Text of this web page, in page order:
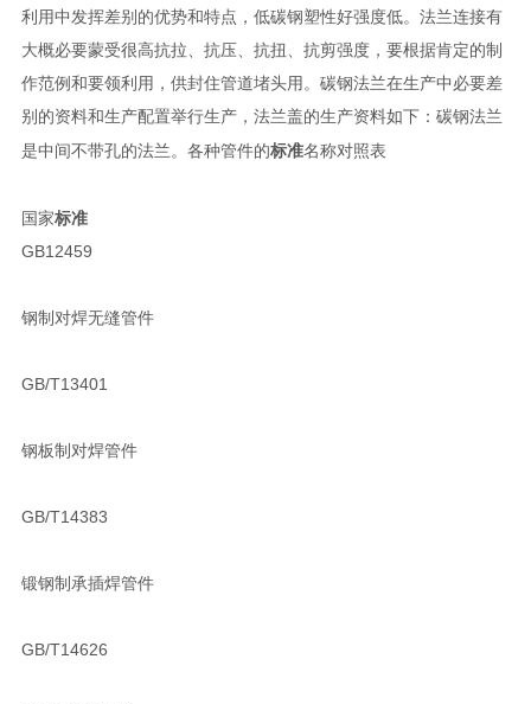
利用中发挥差别的优势和特点，低碳钢塑性好强度低。法兰连接有
大概必要蒙受很高抗拉、抗压、抗扭、抗剪强度，要根据肯定的制
作范例和要领利用，供封住管道堵头用。碳钢法兰在生产中必要差
别的资料和生产配置举行生产，法兰盖的生产资料如下：碳钢法兰
是中间不带孔的法兰。 各种管件的标准名称对照表
国家标准
GB12459
钢制对焊无缝管件
GB/T13401
钢板制对焊管件
GB/T14383
锻钢制承插焊管件
GB/T14626